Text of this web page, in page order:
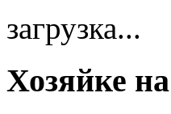
загрузка...
Хозяйке